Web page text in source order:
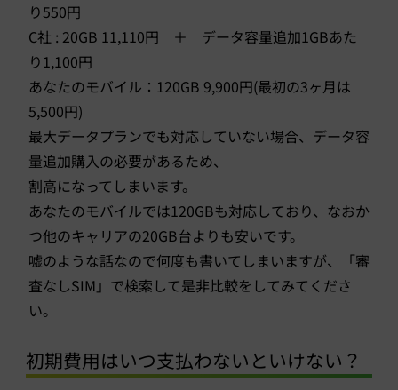
り550円
C社 : 20GB 11,110円 ＋ データ容量追加1GBあた
り1,100円
あなたのモバイル：120GB 9,900円(最初の3ヶ月は
5,500円)
最大データプランでも対応していない場合、データ容
量追加購入の必要があるため、
割高になってしまいます。
あなたのモバイルでは120GBも対応しており、なおか
つ他のキャリアの20GB台よりも安いです。
嘘のような話なので何度も書いてしまいますが、「審
査なしSIM」で検索して是非比較をしてみてくださ
い。
初期費用はいつ支払わないといけない？